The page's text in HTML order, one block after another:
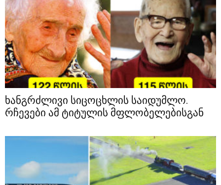
ხანგრძლივი სიცოცხლის საიდუმლო.
რჩევები ამ ტიტულის მფლობელებისგან